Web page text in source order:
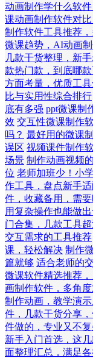
动画制作学什么软
课动画制作软件对
制作软件工具推荐
微课趋势，AI动画
几款干货整理，新
款热门款，到底哪
方面考量，优质工
比与实用性综合排行
底有多强 ppt微课制
效 交互性微课制作
吗？ 最好用的微课
误区 视频课件制作
场景 制作动画视频
位 老师加班少！小
作工具，盘点新手
件，收藏备用，需
用复杂操作也能做
门合集，几款工具
交互需求的工具推荐
课，轻松解决 制作
篇就够 适合老师的
微课软件精选推荐
画制作软件，多角
制作动画，教学演
件，几款干货分享
件做的，专业又不
新手入门首选，这
面整理汇总，满足